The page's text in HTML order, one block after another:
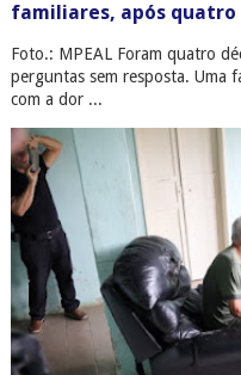
familiares, após quatro
Foto.: MPEAL Foram quatro
perguntas sem resposta. Uma
com a dor ...